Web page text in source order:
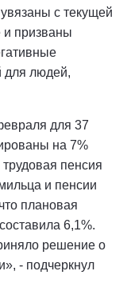
с текущей
и призваны
для людей,
для 37
на 7%
пенсия
и пенсии
плановая
6,1%.
решение о
- подчеркнул